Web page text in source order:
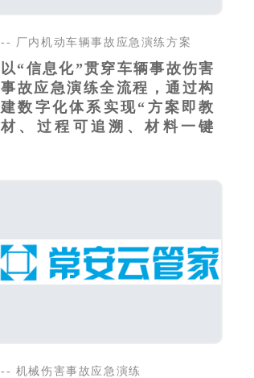
-- 厂内机动车辆事故应急演练方案
以“信息化”贯穿车辆事故伤害
事故应急演练全流程，通过构
建数字化体系实现“方案即教
材、过程可追溯、材料一键
-- 机械伤害事故应急演练